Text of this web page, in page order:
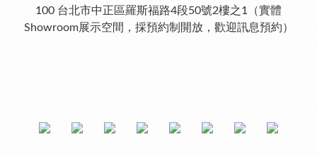
100 台北市中正區羅斯福路4段50號2樓之1（實體
Showroom展示空間，採預約制開放，歡迎訊息預約）